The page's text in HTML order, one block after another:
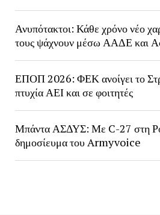
Ανυπότακτοι: Κάθε χρόνο νέο
τους ψάχνουν μέσω ΑΑΔΕ και
ΕΠΟΠ 2026: ΦΕΚ ανοίγει το
πτυχία ΑΕΙ και σε φοιτητές
Μπάντα ΑΣΔΥΣ: Με C-27 στη
δημοσίευμα του Armyvoice